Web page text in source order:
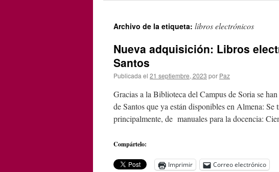
Archivo de la etiqueta: libros electrónicos
Nueva adquisición: Libros
Santos
Publicada el 21 septiembre, 2023 por Paz
Gracias a la Biblioteca del Campus de Soria se
de Santos que ya están disponibles en Almena:
principalmente, de manuales para la docencia:
Compártelo:
Imprimir Correo electrónico